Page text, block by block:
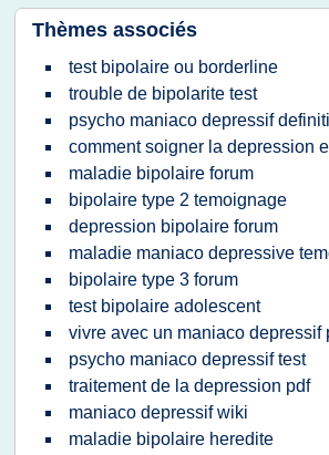
Thèmes associés
test bipolaire ou borderline
trouble de bipolarite test
psycho maniaco depressif
comment soigner la depression
maladie bipolaire forum
bipolaire type 2 temoignage
depression bipolaire forum
maladie maniaco depressive
bipolaire type 3 forum
test bipolaire adolescent
vivre avec un maniaco depressif
psycho maniaco depressif test
traitement de la depression pdf
maniaco depressif wiki
maladie bipolaire heredite